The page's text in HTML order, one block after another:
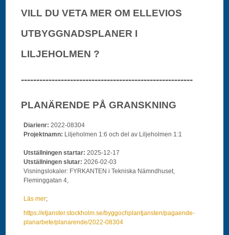
VILL DU VETA MER OM ELLEVIOS
UTBYGGNADSPLANER I
LILJEHOLMEN ?
--------------------------------------------------------
PLANÄRENDE PÅ GRANSKNING
Diarienr: 2022-08304
Projektnamn: Liljeholmen 1:6 och del av Liljeholmen 1:1
Utställningen startar: 2025-12-17
Utställningen slutar: 2026-02-03
Visningslokaler: FYRKANTEN i Tekniska Nämndhuset,
Fleminggatan 4,
Läs mer;
https://etjanster.stockholm.se/byggochplantjansten/pagaende-
planarbete/planarende/2022-08304